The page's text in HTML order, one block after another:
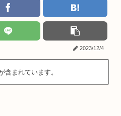
2023/12/4
含まれています。